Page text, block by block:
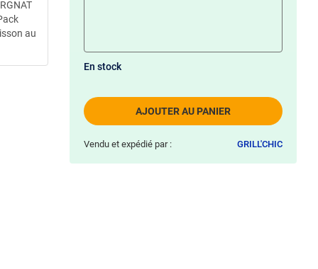
au
AJOUTER AU PANIER
En stock
Vendu et expédié par : GRILL'CHIC